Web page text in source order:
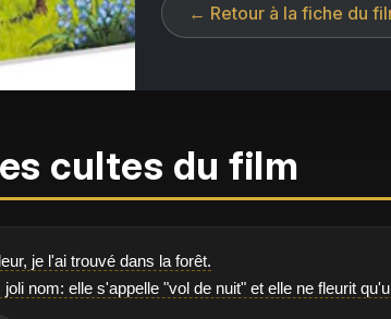
← Retour à la fiche du
cultes du film
je l'ai trouvé dans la forêt.
joli nom: elle s'appelle "vol de nuit" et elle ne fleurit